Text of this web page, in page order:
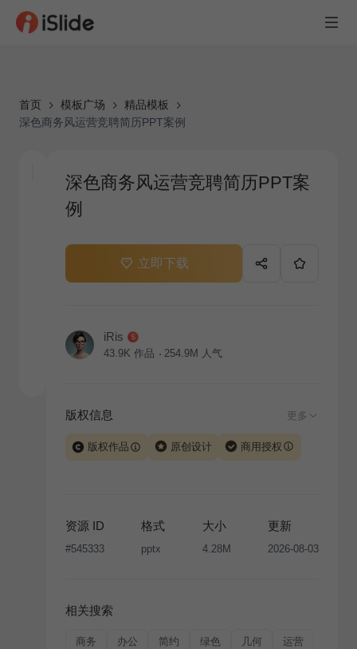
首页 模板广场
精品模板
深色商务风运营竞聘简历PPT案例
深色商务风运营竞聘简历PPT案
例
立即下载
iRis
43.9K 作品 254.9M 人气
版权信息 更多
版权作品 原创设计 商用授权
版权声明
条款，禁止任何形式的转让、出售或出租，未
经投权许可任何人不得擅自转载和分发，否则将接照我
资源 ID
#545333
格式
pptx
大小
4.28M
更新
2026-08-03
相关搜索
商务 办公 简约 绿色 几何 运营